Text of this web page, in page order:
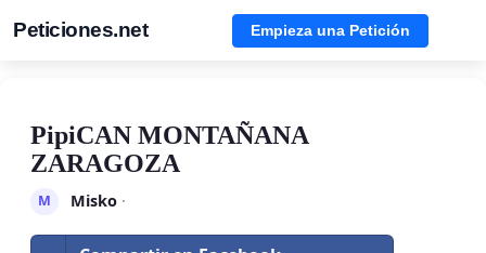
Peticiones.net Empieza una Petición
PipiCAN MONTAÑANA
ZARAGOZA
M Misko·